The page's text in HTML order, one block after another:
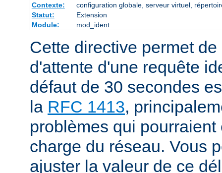
Contexte:
configuration globale, serveur virtuel,
Statut:
Extension
Module:
mod_ident
Cette directive permet
d'attente d'une requête
défaut de 30 secondes
la RFC 1413,
problèmes qui
charge du réseau. Vous
ajuster la valeur de ce